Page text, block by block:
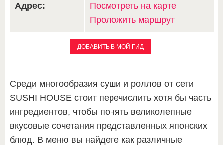
Адрес:
Посмотреть на карте
Проложить маршрут
ДОБАВИТЬ В МОЙ ГИД
Среди многообразия суши и роллов от сети
SUSHI HOUSE стоит перечислить хотя бы часть
ингредиентов, чтобы понять великолепные
вкусовые сочетания представленных японских
блюд. В меню вы найдете как различные